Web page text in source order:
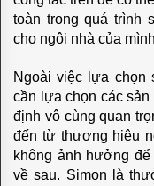
Series
I7
Series
E6
QUẠT
toàn trong quá trình
cho ngôi nhà của
Ngoài việc lựa chọn
cần lựa chọn các
định vô cùng quan
đến từ thương hiệu
không ảnh hưởng
về sau. Simon là